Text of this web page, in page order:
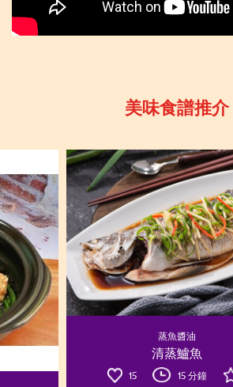
美味食譜推介
蒸魚醬油
清蒸鱸魚
15 15 分鐘